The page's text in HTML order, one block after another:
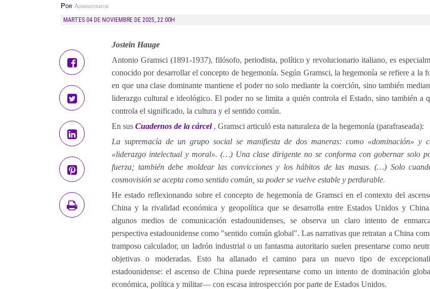
Por Administrator
MARTES 04 DE NOVIEMBRE DE 2025, 22:00H
Jostein Hauge
Antonio Gramsci (1891-1937), filósofo, periodista, político y revolucionario italiano, es
conocido por desarrollar el concepto de hegemonía. Según Gramsci, la hegemonía se refiere a la
en que una clase dominante mantiene el poder no solo mediante la coerción, sino también
liderazgo cultural e ideológico. El poder no se limita a quién controla el Estado, sino también a
controla el significado, la cultura y el sentido común.
En sus Cuadernos de la cárcel, Gramsci articuló esta naturaleza de la hegemonía (parafraseada):
La supremacía de un grupo social se manifiesta de dos maneras: como «dominación» y
«liderazgo intelectual y moral». (…) Una clase dirigente no se conforma con gobernar solo
fuerza; también debe moldear las convicciones y los hábitos de las masas. (…) Solo
cosmovisión se acepta como sentido común, su poder se vuelve estable y perdurable.
He estado reflexionando sobre el concepto de hegemonía de Gramsci en el contexto del
China y la rivalidad económica y geopolítica que se desarrolla entre Estados Unidos y
algunos medios de comunicación estadounidenses, se observa un claro intento de
perspectiva estadounidense como "sentido común global". Las narrativas que retratan a China
tramposo calculador, un ladrón industrial o un fantasma autoritario suelen presentarse como
objetivas o moderadas. Esto ha allanado el camino para un nuevo tipo de
estadounidense: el ascenso de China puede representarse como un intento de dominación
económica, política y militar— con escasa introspección por parte de Estados Unidos.